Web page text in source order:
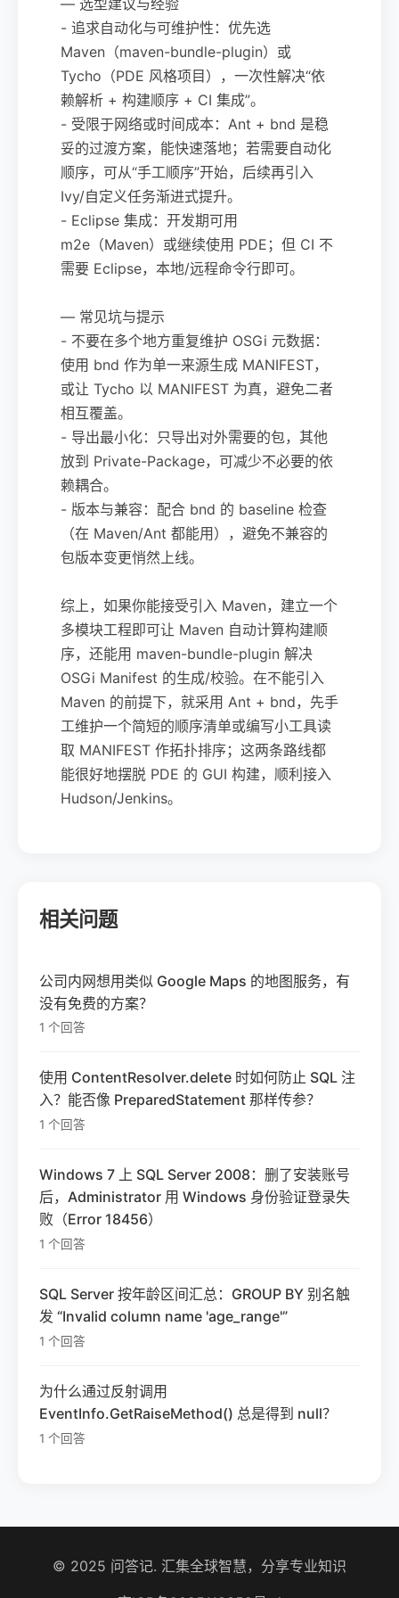
- 追求自动化与可维护性：优先选
Maven（maven-bundle-plugin）或
Tycho（PDE 风格项目），一次性解决“依
赖解析 + 构建顺序 + CI 集成”。
- 受限于网络或时间成本：Ant + bnd 是稳
妥的过渡方案，能快速落地；若需要自动化
顺序，可从“手工顺序”开始，后续再引入
Ivy/自定义任务渐进式提升。
- Eclipse 集成：开发期可用
m2e（Maven）或继续使用 PDE；但 CI 不
需要 Eclipse，本地/远程命令行即可。
— 常见坑与提示
- 不要在多个地方重复维护 OSGi 元数据：
使用 bnd 作为单一来源生成 MANIFEST，
或让 Tycho 以 MANIFEST 为真，避免二者
相互覆盖。
- 导出最小化：只导出对外需要的包，其他
放到 Private-Package，可减少不必要的依
赖耦合。
- 版本与兼容：配合 bnd 的 baseline 检查
（在 Maven/Ant 都能用），避免不兼容的
包版本变更悄然上线。
综上，如果你能接受引入 Maven，建立一个
多模块工程即可让 Maven 自动计算构建顺
序，还能用 maven-bundle-plugin 解决
OSGi Manifest 的生成/校验。在不能引入
Maven 的前提下，就采用 Ant + bnd，先手
工维护一个简短的顺序清单或编写小工具读
取 MANIFEST 作拓扑排序；这两条路线都
能很好地摆脱 PDE 的 GUI 构建，顺利接入
Hudson/Jenkins。
相关问题
公司内网想用类似 Google Maps 的地图服务，有
没有免费的方案？
1 个回答
使用 ContentResolver.delete 时如何防止 SQL 注
入？能否像 PreparedStatement 那样传参？
1 个回答
Windows 7 上 SQL Server 2008：删了安装账号
后，Administrator 用 Windows 身份验证登录失
败（Error 18456）
1 个回答
SQL Server 按年龄区间汇总：GROUP BY 别名触
发 “Invalid column name 'age_range'”
1 个回答
为什么通过反射调用
EventInfo.GetRaiseMethod() 总是得到 null？
1 个回答
© 2025 问答记. 汇集全球智慧，分享专业知识